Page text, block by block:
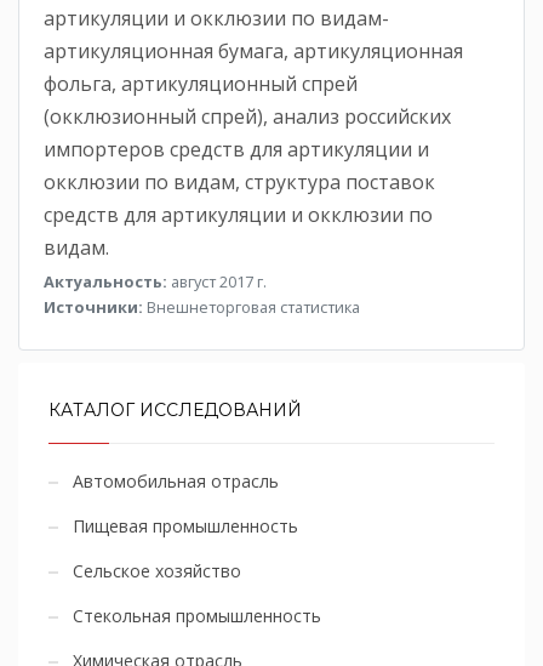
артикуляции и окклюзии по видам-
артикуляционная бумага, артикуляционная
фольга, артикуляционный спрей
(окклюзионный спрей), анализ российских
импортеров средств для артикуляции и
окклюзии по видам, структура поставок
средств для артикуляции и окклюзии по
видам.
Актуальность: август 2017 г.
Источники: Внешнеторговая статистика
КАТАЛОГ ИССЛЕДОВАНИЙ
Автомобильная отрасль
Пищевая промышленность
Сельское хозяйство
Стекольная промышленность
Химическая отрасль